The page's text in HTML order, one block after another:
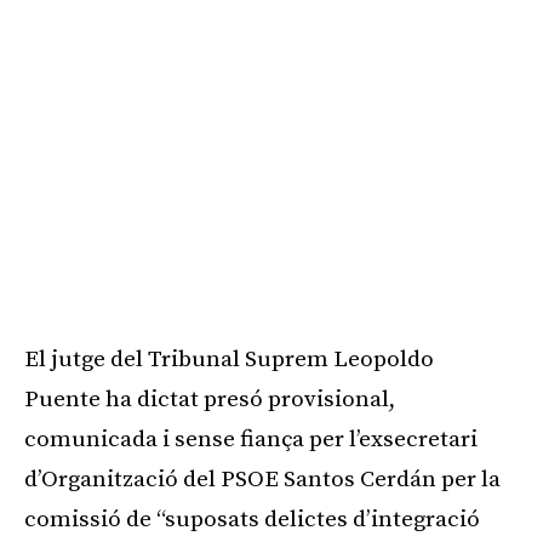
El jutge del Tribunal Suprem Leopoldo
Puente ha dictat presó provisional,
comunicada i sense fiança per l’exsecretari
d’Organització del PSOE Santos Cerdán per la
comissió de “suposats delictes d’integració